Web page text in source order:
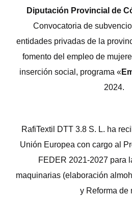
Diputación Provincial de
Convocatoria de
entidades privadas de la
fomento del empleo de
inserción social, programa «
2024.
RafiTextil DTT 3.8 S. L. ha
Unión Europea con cargo al
FEDER 2021-2027 para
maquinarias (elaboración
y Reforma de